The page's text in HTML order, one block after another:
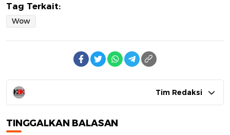
Tag Terkait:
Wow
Tim Redaksi
TINGGALKAN BALASAN